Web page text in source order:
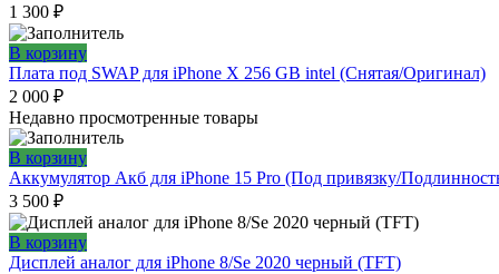
1 300 ₽
В корзину
Плата под SWAP для iPhone X 256 GB intel (Снятая/Оригинал)
2 000 ₽
Недавно просмотренные товары
В корзину
Аккумулятор Акб для iPhone 15 Pro (Под привязку/
3 500 ₽
В корзину
Дисплей аналог для iPhone 8/Se 2020 черный (TFT)